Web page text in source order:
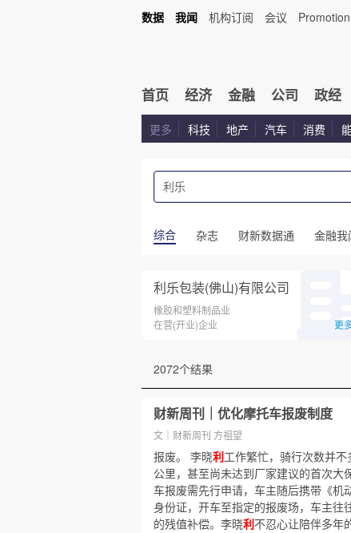
数据 我闻 机构订阅 会议 Promotion
首页 经济 金融 公司 政经
更多 科技 地产 汽车 消费
综合 杂志 财新数据通 金融我
利乐包装(佛山)有限公司
橡胶和塑料制品业
在营(开业)企业
更
2072个结果
财新周刊｜优化摩托车报废制度
文｜财新周刊 方祖望
报废。 李晓利工作繁忙，骑行次数并
公里，甚至尚未达到厂家建议的首次大
车报废需先行申请，车主随后携带《机
身份证，开车至指定的报废场，车主往
的残值补偿。李晓利不忍心让陪伴多